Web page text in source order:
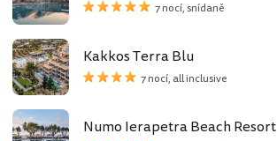
7 nocí, snídaně
Kakkos Terra Blu
7 nocí, all inclusive
Numo Ierapetra Beach Resort